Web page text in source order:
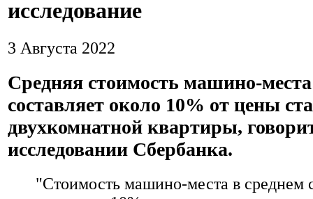
исследование
3 Августа 2022
Средняя стоимость машино-
составляет около 10% от цены
двухкомнатной квартиры,
исследовании Сбербанка.
"Стоимость машино-места в среднем